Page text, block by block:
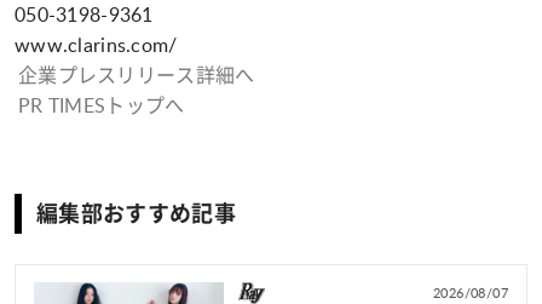
050-3198-9361
www.clarins.com/
企業プレスリリース詳細へ
PR TIMESトップへ
編集部おすすめ記事
2026/08/07